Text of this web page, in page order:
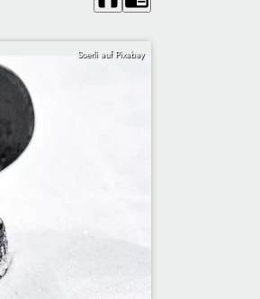
Soerli auf Pixabay